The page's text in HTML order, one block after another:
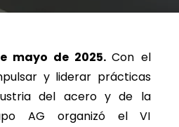
mayo de 2025.Con el
y liderar prácticas
del acero y de la
AG organizó el VI